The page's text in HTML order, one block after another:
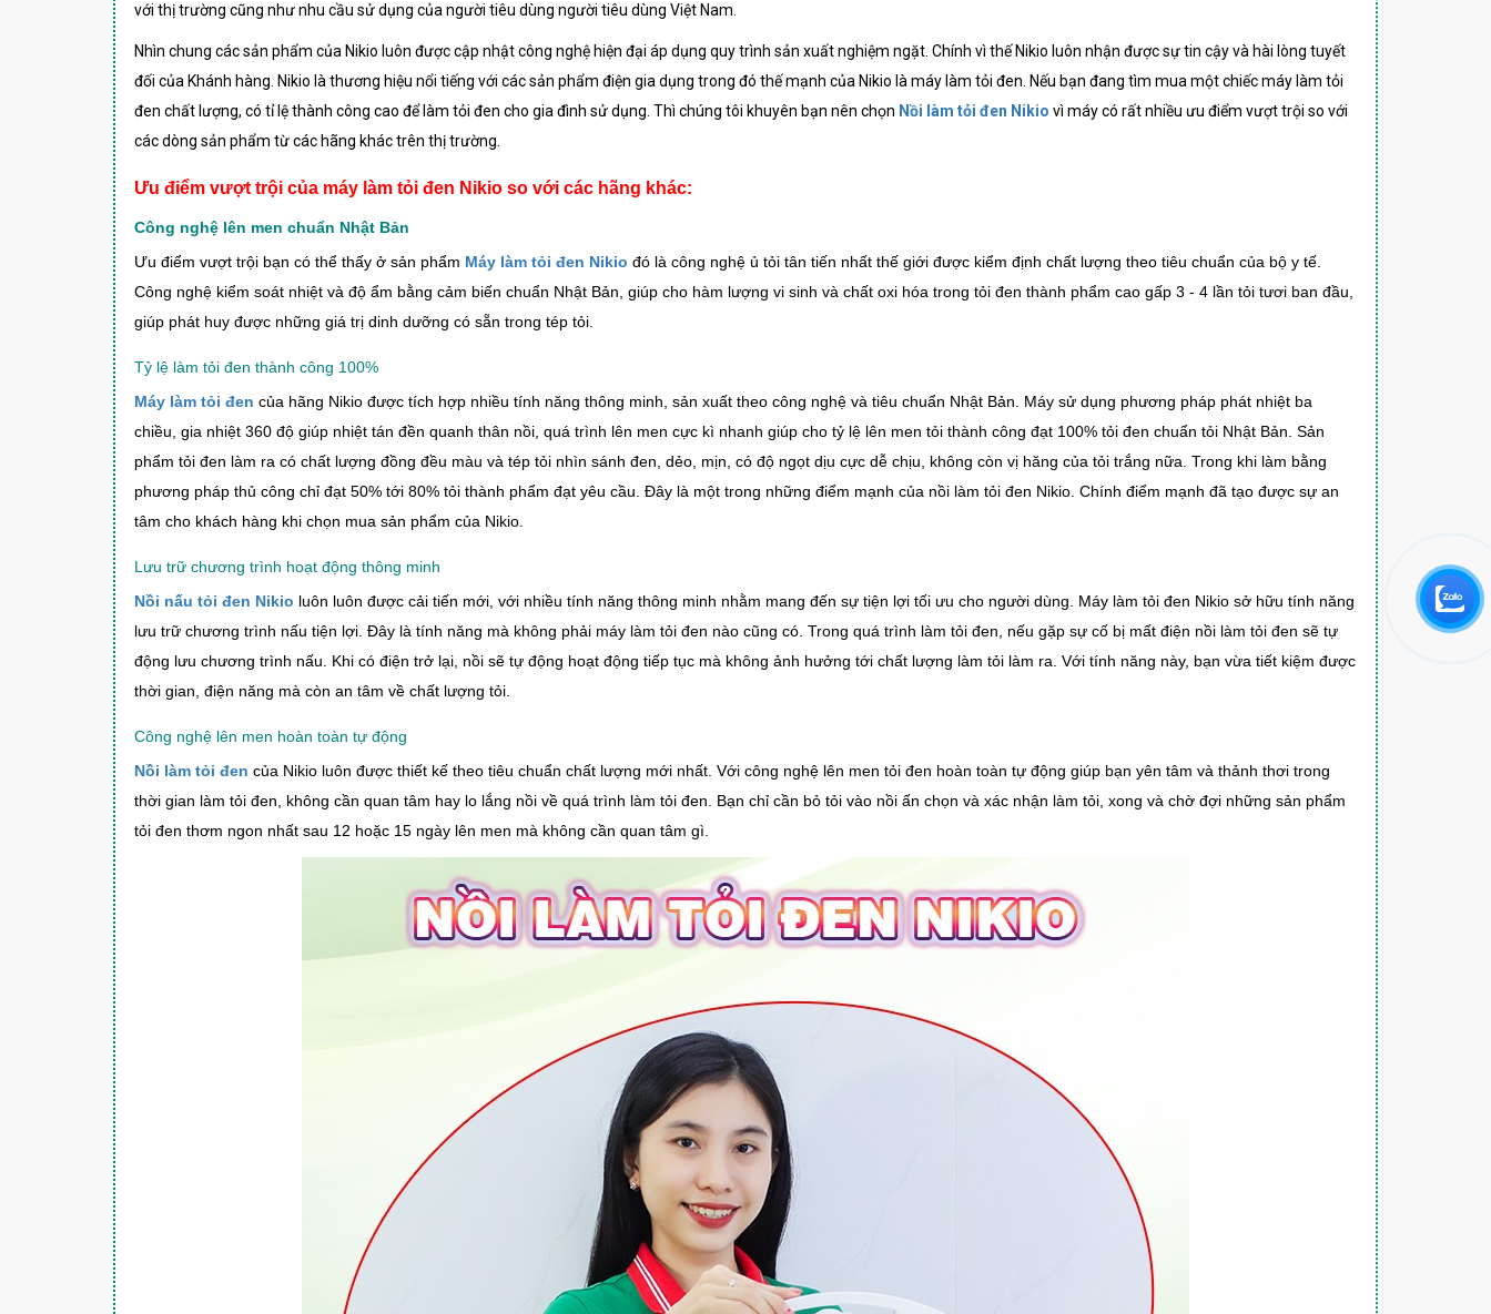
với thị trường cũng như nhu cầu sử dụng của người tiêu dùng người tiêu dùng Việt Nam.
Nhìn chung các sản phẩm của Nikio luôn được cập nhật công nghệ hiện đại áp dụng quy trình sản xuất nghiệm ngặt. Chính vì thế Nikio luôn nhận được sự tin cậy và hài lòng tuyết
đối của Khánh hàng. Nikio là thương hiệu nổi tiếng với các sản phẩm điện gia dụng trong đó thế mạnh của Nikio là máy làm tỏi đen. Nếu bạn đang tìm mua một chiếc máy làm tỏi
đen chất lượng, có tỉ lệ thành công cao để làm tỏi đen cho gia đình sử dụng. Thì chúng tôi khuyên bạn nên chọn Nồi làm tỏi đen Nikio vì máycó rất nhiều ưu điểm vượt trội so với
các dòng sản phẩm từ các hãng khác trên thị trường.
Ưu điểm vượt trội của máy làm tỏi đen Nikio so với các hãng khác:
Công nghệ lên men chuẩn Nhật Bản
Ưu điểm vượt trội bạn có thể thấy ở sản phẩm Máy làm tỏi đen Nikio đó là công nghệ ủ tỏi tân tiến nhất thế giới được kiểm định chất lượng theo tiêu chuẩn của bộ y tế.
Công nghệ kiểm soát nhiệt và độ ẩm bằng cảm biến chuẩn Nhật Bản, giúp cho hàm lượng vi sinh và chất oxi hóa trong tỏi đen thành phẩm cao gấp 3 - 4 lần tỏi tươi ban đầu,
giúp phát huy được những giá trị dinh dưỡng có sẵn trong tép tỏi.
Tỷ lệ làm tỏi đen thành công 100%
Máy làm tỏi đen của hãng Nikio được tích hợp nhiều tính năng thông minh, sản xuất theo công nghệ và tiêu chuẩn Nhật Bản. Máy sử dụng phương pháp phát nhiệt ba
chiều, gia nhiệt 360 độ giúp nhiệt tán đền quanh thân nồi, quá trình lên men cực kì nhanh giúp cho tỷ lệ lên men tỏi thành công đạt 100% tỏi đen chuẩn tỏi Nhật Bản. Sản
phẩm tỏi đen làm ra có chất lượng đồng đều màu và tép tỏi nhìn sánh đen, dẻo, mịn, có độ ngọt dịu cực dễ chịu, không còn vị hăng của tỏi trắng nữa. Trong khi làm bằng
phương pháp thủ công chỉ đạt 50% tới 80% tỏi thành phẩm đạt yêu cầu. Đây là một trong những điểm mạnh của nồi làm tỏi đen Nikio. Chính điểm mạnh đã tạo được sự an
tâm cho khách hàng khi chọn mua sản phẩm của Nikio.
Lưu trữ chương trình hoạt động thông minh
Nồi nấu tỏi đen Nikio luôn luôn được cải tiến mới, với nhiều tính năng thông minh nhằm mang đến sự tiện lợi tối ưu cho người dùng. Máy làm tỏi đen Nikio sở hữu tính năng
lưu trữ chương trình nấu tiện lợi. Đây là tính năng mà không phải máy làm tỏi đen nào cũng có. Trong quá trình làm tỏi đen, nếu gặp sự cố bị mất điện nồi làm tỏi đen sẽ tự
động lưu chương trình nấu. Khi có điện trở lại, nồi sẽ tự động hoạt động tiếp tục mà không ảnh hưởng tới chất lượng làm tỏi làm ra. Với tính năng này, bạn vừa tiết kiệm được
thời gian, điện năng mà còn an tâm về chất lượng tỏi.
Công nghệ lên men hoàn toàn tự động
Nồi làm tỏi đen của Nikio luôn được thiết kế theo tiêu chuẩn chất lượng mới nhất. Với công nghệ lên men tỏi đen hoàn toàn tự động giúp bạn yên tâm và thảnh thơi trong
thời gian làm tỏi đen, không cần quan tâm hay lo lắng nồi về quá trình làm tỏi đen. Bạn chỉ cần bỏ tỏi vào nồi ấn chọn và xác nhận làm tỏi, xong và chờ đợi những sản phẩm
tỏi đen thơm ngon nhất sau 12 hoặc 15 ngày lên men mà không cần quan tâm gì.